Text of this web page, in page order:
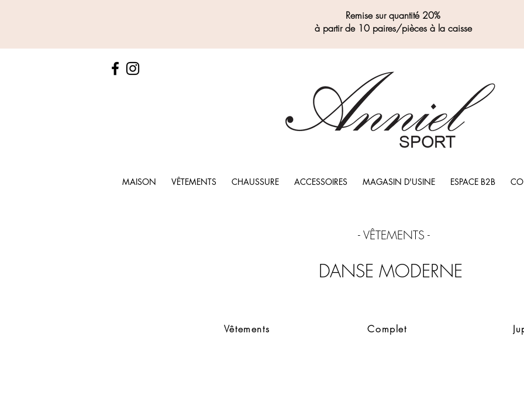
Remise sur quantité 20%
à partir de 10 paires/pièces à la caisse
MAISON VÊTEMENTS CHAUSSURE ACCESSOIRES MAGASIN D'USINE ESPACE B2B
- VÊTEMENTS -
DANSE MODERNE
Vêtements Complet